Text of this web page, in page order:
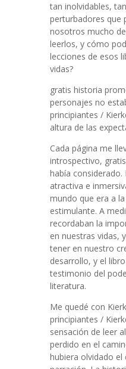
tan inolvidables,
perturbadores que
nosotros mucho
leerlos, y cómo
lecciones de esos
vidas?
gratis historia
personajes no
principiantes /
altura de las
Cada página me
introspectivo,
había considerado.
atractiva e
mundo que era a
estimulante. A
recordaban la
en nuestras vidas,
tener en nuestro
desarrollo, y el
testimonio del
literatura.
Me quedé con
principiantes /
sensación de leer
perdido en el
hubiera olvidado el